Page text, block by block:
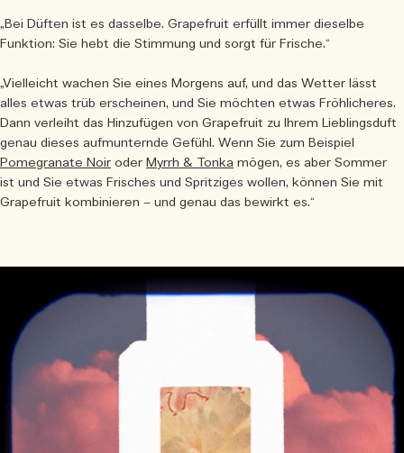
„Bei Düften ist es dasselbe. Grapefruit erfüllt immer dieselbe
Funktion: Sie hebt die Stimmung und sorgt für Frische.“
„Vielleicht wachen Sie eines Morgens auf, und das Wetter lässt
alles etwas trüb erscheinen, und Sie möchten etwas Fröhlicheres.
Dann verleiht das Hinzufügen von Grapefruit zu Ihrem Lieblingsduft
genau dieses aufmunternde Gefühl. Wenn Sie zum Beispiel
Pomegranate Noir oder Myrrh & Tonka mögen, es aber Sommer
ist und Sie etwas Frisches und Spritziges wollen, können Sie mit
Grapefruit kombinieren – und genau das bewirkt es.“